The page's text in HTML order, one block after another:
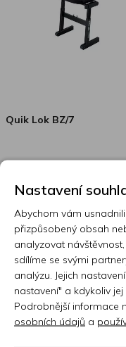
Quik Lok BZ/7
Skladem 2 ks
2 890 Kč
Nastavení
Abychom vám
přizpůsobený obsah
analyzovat
sdílíme se svými
analýzu. Jejich
nastavení" a kdykoliv
Podrobnější informace
osobních údajů a